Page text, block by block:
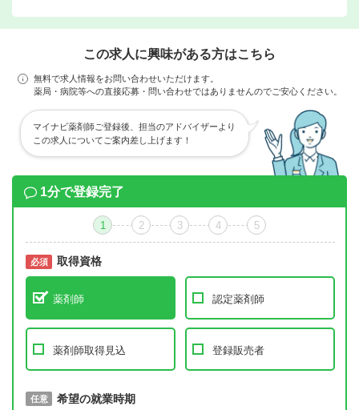
この求人に興味がある方はこちら
無料で求人情報をお問い合わせいただけます。
薬局・病院等への直接応募・問い合わせではありませんのでご安心ください。
マイナビ薬剤師ご登録後、担当のアドバイザーより
この求人についてご案内差し上げます！
1分で登録完了
1 2 3 4 5
必須 取得資格
薬剤師 認定薬剤師
薬剤師取得見込 登録販売者
必須 取得予定年
任意 希望の就業時期